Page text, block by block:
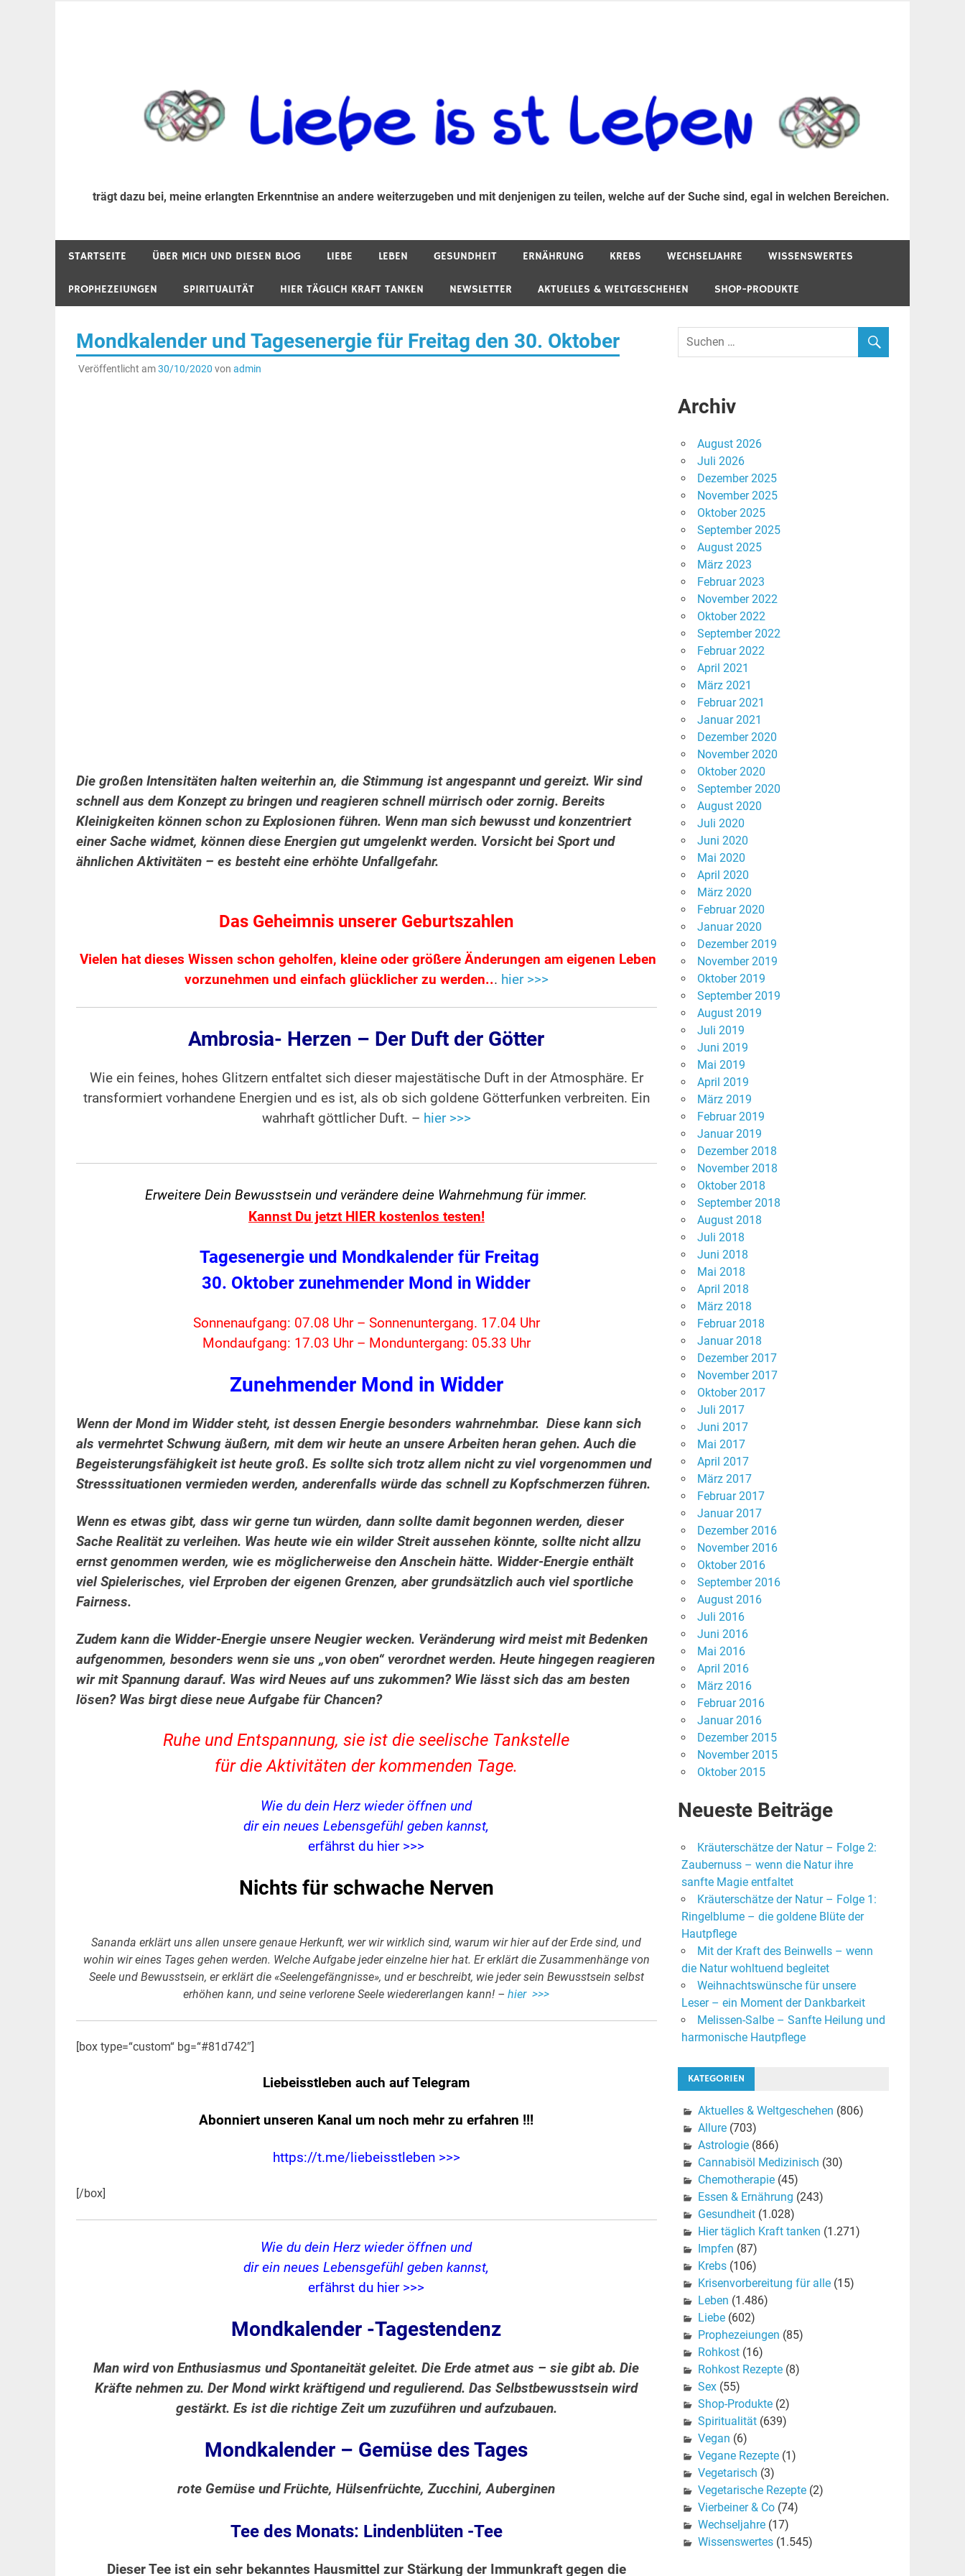
trägt dazu bei, meine erlangten Erkenntnise an andere weiterzugeben und mit denjenigen zu teilen, welche auf der Suche sind, egal in welchen Bereichen.
STARTSEITE ÜBER MICH UND DIESEN BLOG LIEBE LEBEN GESUNDHEIT ERNÄHRUNG KREBS WECHSELJAHRE WISSENSWERTES
PROPHEZEIUNGEN SPIRITUALITÄT HIER TÄGLICH KRAFT TANKEN NEWSLETTER AKTUELLES & WELTGESCHEHEN SHOP-PRODUKTE
Mondkalender und Tagesenergie für Freitag den 30. Oktober
Veröffentlicht am30/10/2020 von admin
Die großen Intensitäten halten weiterhin an, die Stimmung ist angespannt und gereizt. Wir sind
schnell aus dem Konzept zu bringen und reagieren schnell mürrisch oder zornig. Bereits
Kleinigkeiten können schon zu Explosionen führen. Wenn man sich bewusst und konzentriert
einer Sache widmet, können diese Energien gut umgelenkt werden. Vorsicht bei Sport und
ähnlichen Aktivitäten – es besteht eine erhöhte Unfallgefahr.
Das Geheimnis unserer Geburtszahlen
Vielen hat dieses Wissen schon geholfen, kleine oder größere Änderungen am eigenen Leben
vorzunehmen und einfach glücklicher zu werden... hier >>>
Ambrosia- Herzen – Der Duft der Götter
Wie ein feines, hohes Glitzern entfaltet sich dieser majestätische Duft in der Atmosphäre. Er
transformiert vorhandene Energien und es ist, als ob sich goldene Götterfunken verbreiten. Ein
wahrhaft göttlicher Duft. – hier >>>
Erweitere Dein Bewusstsein und veränderedeine Wahrnehmung für immer.
Kannst Du jetzt HIER kostenlos testen!
Tagesenergie und Mondkalender für Freitag
30. Oktober zunehmender Mond in Widder
Sonnenaufgang: 07.08 Uhr – Sonnenuntergang. 17.04 Uhr
Mondaufgang: 17.03 Uhr – Monduntergang: 05.33 Uhr
Zunehmender Mond in Widder
Wenn der Mond im Widder steht, ist dessen Energie besonders wahrnehmbar. Diese kann sich
als vermehrtet Schwung äußern, mit dem wir heute an unsere Arbeiten heran gehen. Auch die
Begeisterungsfähigkeit ist heute groß. Es sollte sich trotz allem nicht zu viel vorgenommen und
Stresssituationen vermieden werden, anderenfalls würde das schnell zu Kopfschmerzen führen.
Wenn es etwas gibt, dass wir gerne tun würden, dann sollte damit begonnen werden, dieser
Sache Realität zu verleihen. Was heute wie ein wilder Streit aussehen könnte, sollte nicht allzu
ernst genommen werden, wie es möglicherweise den Anschein hätte. Widder-Energie enthält
viel Spielerisches, viel Erproben der eigenen Grenzen, aber grundsätzlich auch viel sportliche
Fairness.
Zudem kann die Widder-Energie unsere Neugier wecken. Veränderung wird meist mit Bedenken
aufgenommen, besonders wenn sie uns „von oben“ verordnet werden. Heute hingegen reagieren
wir mit Spannung darauf. Was wird Neues auf uns zukommen? Wie lässt sich das am besten
lösen? Was birgt diese neue Aufgabe für Chancen?
Ruhe und Entspannung, sie ist die seelische Tankstelle
für die Aktivitäten der kommenden Tage.
Wie du dein Herz wieder öffnen und
dir ein neues Lebensgefühl geben kannst,
erfährst du hier >>>
Nichts für schwache Nerven
Sananda erklärt uns allen unsere genaue Herkunft, wer wir wirklich sind, warum wir hier auf der Erde sind, und
wohin wir eines Tages gehen werden. Welche Aufgabe jeder einzelne hier hat. Er erklärt die Zusammenhänge von
Seele und Bewusstsein, er erklärt die «Seelengefängnisse», und er beschreibt, wie jeder sein Bewusstsein selbst
erhöhen kann, und seine verlorene Seele wiedererlangen kann! –hier >>>
[box type=“custom“ bg=“#81d742″]
Liebeisstleben auch auf Telegram
Abonniert unseren Kanal um noch mehr zu erfahren !!!
https://t.me/liebeisstleben >>>
[/box]
Wie du dein Herz wieder öffnen und
dir ein neues Lebensgefühl geben kannst,
erfährst du hier >>>
Mondkalender -Tagestendenz
Man wird von Enthusiasmus und Spontaneität geleitet. Die Erde atmet aus – sie gibt ab. Die
Kräfte nehmen zu. Der Mond wirkt kräftigend und regulierend. Das Selbstbewusstsein wird
gestärkt. Es ist die richtige Zeit um zuzuführen und aufzubauen.
Mondkalender – Gemüse des Tages
rote Gemüse und Früchte, Hülsenfrüchte, Zucchini, Auberginen
Tee des Monats: Lindenblüten -Tee
Dieser Tee ist ein sehr bekanntes Hausmittel zur Stärkung der Immunkraft gegen die
Archiv
August 2026
Juli 2026
Dezember 2025
November 2025
Oktober 2025
September 2025
August 2025
März 2023
Februar 2023
November 2022
Oktober 2022
September 2022
Februar 2022
April 2021
März 2021
Februar 2021
Januar 2021
Dezember 2020
November 2020
Oktober 2020
September 2020
August 2020
Juli 2020
Juni 2020
Mai 2020
April 2020
März 2020
Februar 2020
Januar 2020
Dezember 2019
November 2019
Oktober 2019
September 2019
August 2019
Juli 2019
Juni 2019
Mai 2019
April 2019
März 2019
Februar 2019
Januar 2019
Dezember 2018
November 2018
Oktober 2018
September 2018
August 2018
Juli 2018
Juni 2018
Mai 2018
April 2018
März 2018
Februar 2018
Januar 2018
Dezember 2017
November 2017
Oktober 2017
Juli 2017
Juni 2017
Mai 2017
April 2017
März 2017
Februar 2017
Januar 2017
Dezember 2016
November 2016
Oktober 2016
September 2016
August 2016
Juli 2016
Juni 2016
Mai 2016
April 2016
März 2016
Februar 2016
Januar 2016
Dezember 2015
November 2015
Oktober 2015
Neueste Beiträge
Kräuterschätze der Natur – Folge 2:
Zaubernuss – wenn die Natur ihre
sanfte Magie entfaltet
Kräuterschätze der Natur – Folge 1:
Ringelblume – die goldene Blüte der
Hautpflege
Mit der Kraft des Beinwells – wenn
die Natur wohltuend begleitet
Weihnachtswünsche für unsere
Leser – ein Moment der Dankbarkeit
Melissen-Salbe – Sanfte Heilung und
harmonische Hautpflege
KATEGORIEN
Aktuelles & Weltgeschehen (806)
Allure(703)
Astrologie(866)
Cannabisöl Medizinisch (30)
Chemotherapie(45)
Essen & Ernährung (243)
Gesundheit(1.028)
Hier täglich Kraft tanken (1.271)
Impfen (87)
Krebs(106)
Krisenvorbereitung für alle(15)
Leben (1.486)
Liebe(602)
Prophezeiungen (85)
Rohkost(16)
Rohkost Rezepte(8)
Sex(55)
Shop-Produkte(2)
Spiritualität(639)
Vegan (6)
Vegane Rezepte(1)
Vegetarisch (3)
Vegetarische Rezepte(2)
Vierbeiner & Co(74)
Wechseljahre(17)
Wissenswertes(1.545)